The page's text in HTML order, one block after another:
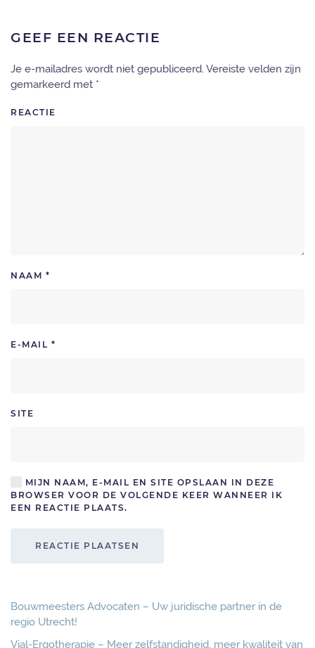
GEEF EEN REACTIE
Je e-mailadres wordt niet gepubliceerd. Vereiste velden zijn
gemarkeerd met *
REACTIE
NAAM *
E-MAIL *
SITE
MIJN NAAM, E-MAIL EN SITE OPSLAAN IN DEZE
BROWSER VOOR DE VOLGENDE KEER WANNEER IK
EEN REACTIE PLAATS.
REACTIE PLAATSEN
Bouwmeesters Advocaten – Uw juridische partner in de
regio Utrecht!
Vial-Ergotherapie – Meer zelfstandigheid, meer kwaliteit van